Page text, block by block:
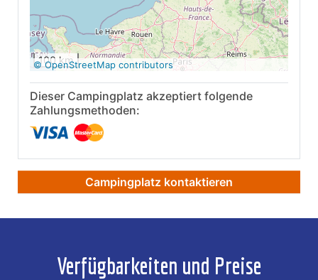
Auf Google Maps
anzeigen
100 km
© OpenStreetMap contributors
Dieser Campingplatz akzeptiert folgende
Zahlungsmethoden:
Campingplatz kontaktieren
Verfügbarkeiten und Preise